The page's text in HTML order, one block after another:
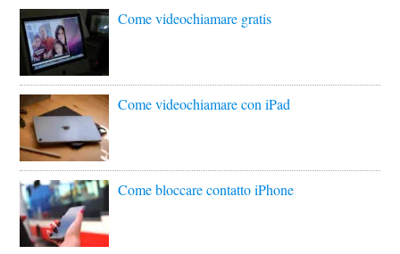
Come videochiamare gratis
Come videochiamare con iPad
Come bloccare contatto iPhone